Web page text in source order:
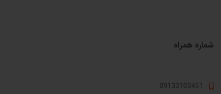
شماره همراه
09133103451